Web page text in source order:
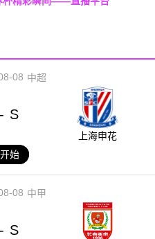
08 中超
- S
上海申花
始
08 中甲
- S